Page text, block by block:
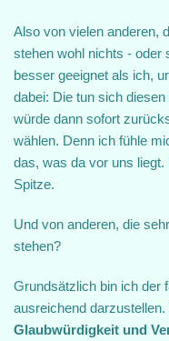
Also von vielen anderen,
stehen wohl nichts - oder
besser geeignet als ich,
dabei: Die tun sich
würde dann sofort
wählen. Denn ich fühle
das, was da vor uns
Spitze.
Und von anderen, die
stehen?
Grundsätzlich bin ich der
ausreichend darzustellen.
Glaubwürdigkeit und